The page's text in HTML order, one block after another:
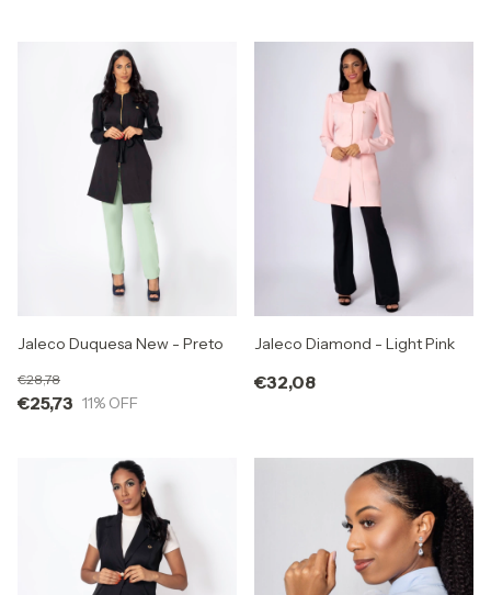
Jaleco Duquesa New - Preto
€25,73
€28,78
11% OFF
Jaleco Diamond - Light Pink
€32,08